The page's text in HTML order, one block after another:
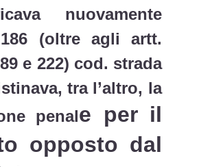
nuovamente
(oltre agli artt.
e 222) cod. strada
tra l’altro, la
penale per il
opposto dal